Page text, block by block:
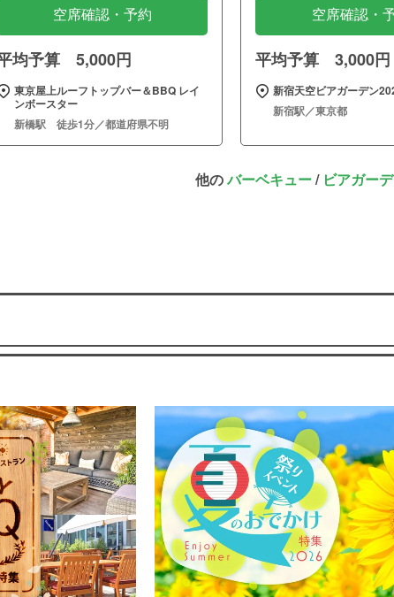
空席確認・予約
均予算 5,000円
東京屋上ルーフトップバー＆BBQ レイ
ンボースター
新橋駅 徒歩1分／都道府県不明
空席確認・
平均予算 3,000円
新宿天空ビアガーデン
新宿駅／東京都
他のバーベキュー/ ビアガー